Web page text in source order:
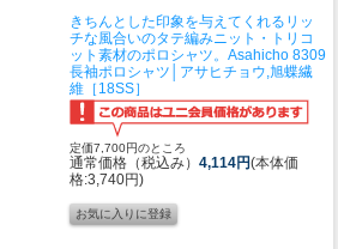
きちんとした印象を与えてくれるリッ
チな風合いのタテ編みニット・トリコ
ット素材のポロシャツ。 Asahicho 8309
長袖ポロシャツ│アサヒチョウ,旭蝶繊
維［18SS］
定価7,700円のところ
通常価格（税込み） 4,114円(本体価
格:3,740円)